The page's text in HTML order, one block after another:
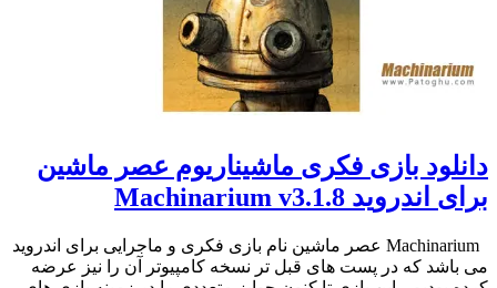
دانلود بازی فکری ماشیناریوم عصر ماشین
برای اندروید Machinarium v3.1.8
Machinarium عصر ماشین نام بازی فکری و ماجرایی برای اندروید
می باشد که در پست های قبل تر نسخه کامپیوتر آن را نیز عرضه